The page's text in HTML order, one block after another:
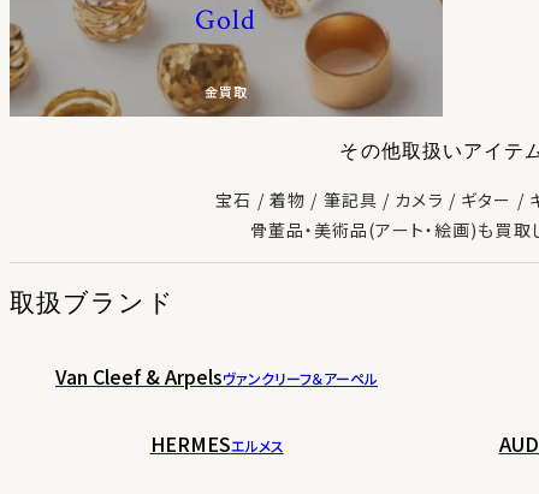
Gold
金買取
その他取扱いアイテ
宝石 着物 筆記具 カメラ ギター
骨董品・美術品(アート・絵画)も買取
取扱ブランド
Van Cleef & Arpelsヴァンクリーフ＆アーペル
HERMESエルメス